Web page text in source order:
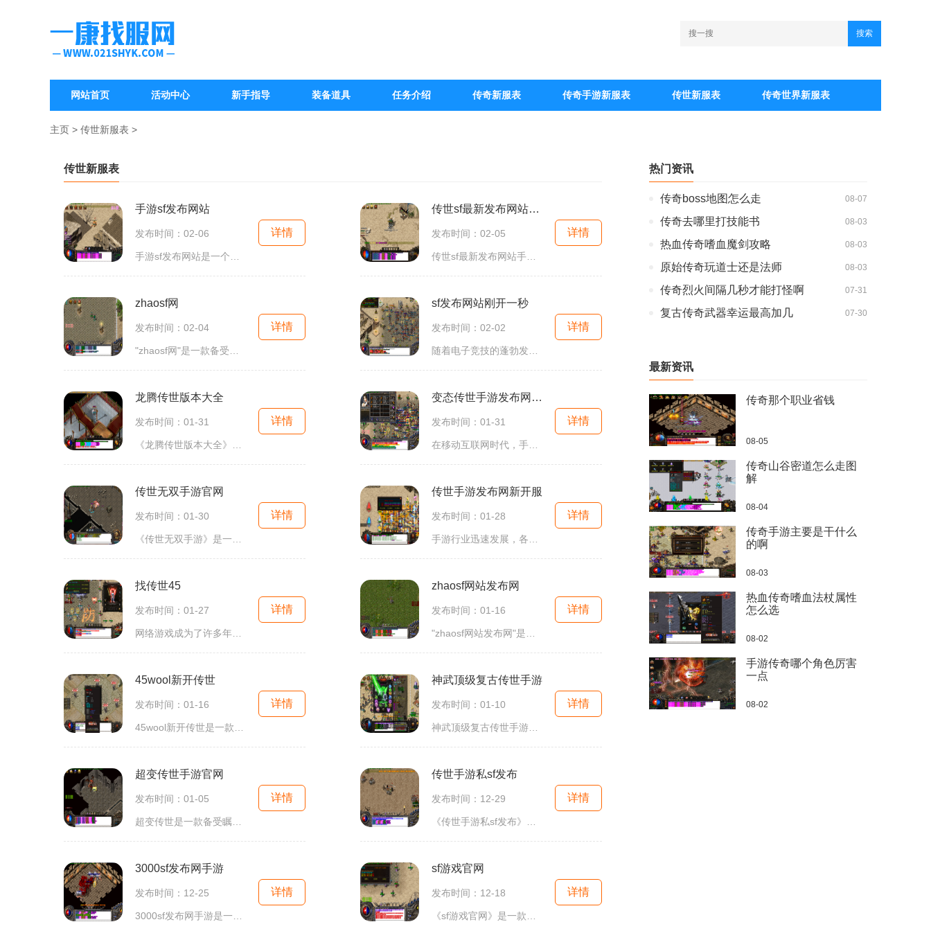
搜索
网站首页 活动中心 新手指导 装备道具 任务介绍 传奇新服表 传奇手游新服表 传世新服表 传奇世界新服表
主页 > 传世新服表 >
传世新服表
手游sf发布网站
发布时间：02-06 详情
传世sf最新发布网站手游
发布时间：02-05 详情
zhaosf网
发布时间：02-04 详情
sf发布网站刚开一秒
发布时间：02-02 详情
龙腾传世版本大全
发布时间：01-31 详情
变态传世手游发布网站推荐
发布时间：01-31 详情
传世无双手游官网
发布时间：01-30 详情
传世手游发布网新开服
发布时间：01-28 详情
找传世45
发布时间：01-27 详情
zhaosf网站发布网
发布时间：01-16 详情
45wool新开传世
发布时间：01-16 详情
神武顶级复古传世手游
发布时间：01-10 详情
超变传世手游官网
发布时间：01-05 详情
传世手游私sf发布
发布时间：12-29 详情
3000sf发布网手游
发布时间：12-25 详情
sf游戏官网
发布时间：12-18 详情
热门资讯
传奇boss地图怎么走 08-07
传奇去哪里打技能书 08-03
热血传奇嗜血魔剑攻略 08-03
原始传奇玩道士还是法师 08-03
传奇烈火间隔几秒才能打怪啊 07-31
复古传奇武器幸运最高加几 07-30
最新资讯
传奇那个职业省钱
08-05
传奇山谷密道怎么走图
解
08-04
传奇手游主要是干什么
的啊
08-03
热血传奇嗜血法杖属性
怎么选
08-02
手游传奇哪个角色厉害
一点
08-02